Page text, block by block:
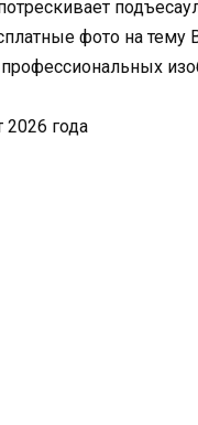
фото на
2026 года